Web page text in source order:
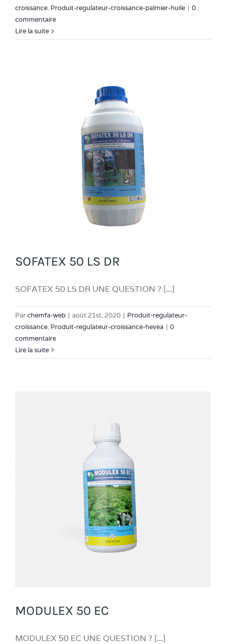
croissance, Produit-regulateur-croissance-palmier-huile | 0
commentaire
Lire la suite
SOFATEX 50 LS DR
SOFATEX 50 LS DR UNE QUESTION ? [...]
Parchemfa-web | août 21st, 2020 | Produit-regulateur-
croissance, Produit-regulateur-croissance-hevea | 0
commentaire
Lire la suite
MODULEX 50 EC
MODULEX 50 EC UNE QUESTION ? [...]